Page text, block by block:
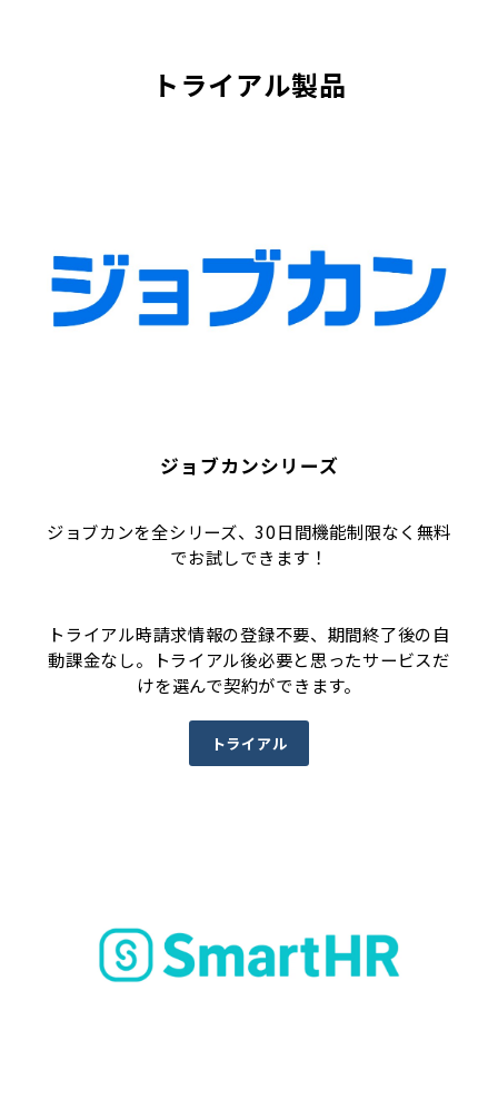
トライアル製品
ジョブカンシリーズ
ジョブカンを全シリーズ、30日間機能制限なく無料
でお試しできます！
トライアル時請求情報の登録不要、期間終了後の自
動課金なし。トライアル後必要と思ったサービスだ
けを選んで契約ができます。
トライアル